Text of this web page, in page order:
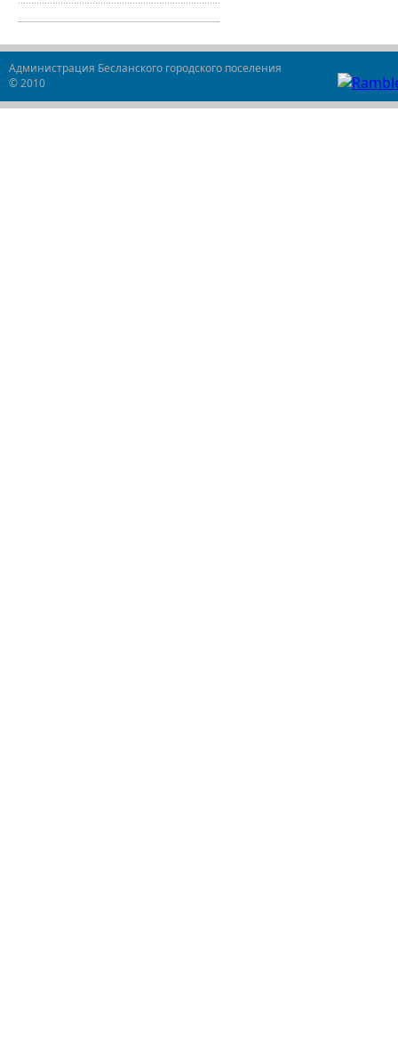
Администрация Бесланского городского поселения
© 2010